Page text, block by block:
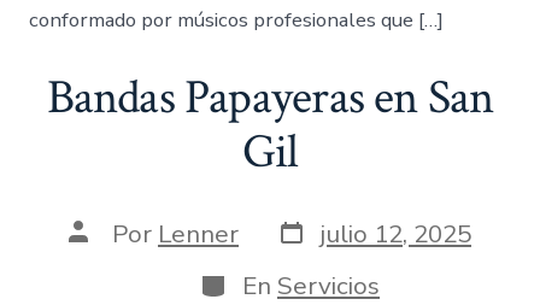
conformado por músicos profesionales que […]
Bandas Papayeras en San
Gil
AutorPor Lenner Fecha
de
publicación
julio 12, 2025
Categorías
En Servicios